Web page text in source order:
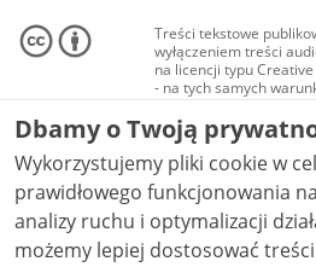
Treści tekstowe
wyłączeniem treści
na licencji typu
- na tych samych
Materiały
audio i wideo, są
Creative Commons:
niekomercyjne - bez
NC-ND 4.0), o ile nie
Dbamy o Twoją
Wykorzystujemy pliki cookie w
prawidłowego funkcjonowania
analizy ruchu i optymalizacji działania
możemy lepiej dostosować